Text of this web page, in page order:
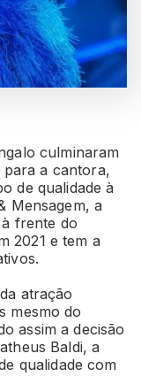
culminaram
para a cantora,
de qualidade à
Mensagem, a
frente do
2021 e tem a
atração
mesmo do
assim a decisão
Baldi, a
qualidade com